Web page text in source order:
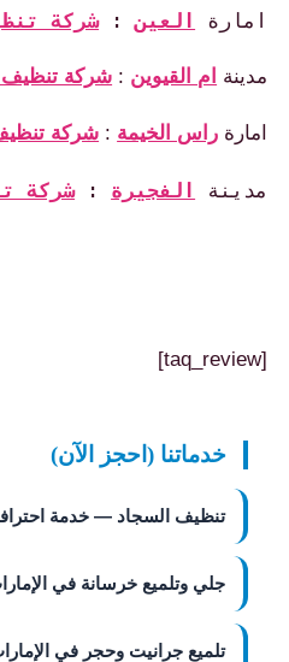
امارة العين : شركة
مدينة ام القيوين : شركة تنظيف
امارة راس الخيمة : شركة
مدينة الفجيرة : شركة
[taq_review]
خدماتنا (احجز الآن)
تنظيف السجاد — خدمة
جلي وتلميع خرسانة في
تلميع جرانيت وحجر في